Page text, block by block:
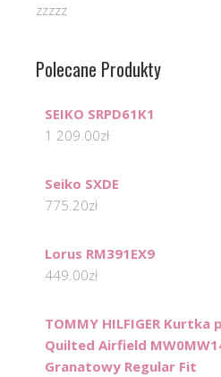
zzzzz
Polecane Produkty
SEIKO SRPD61K1
1 209.00zł
Seiko SXDE
775.20zł
Lorus RM391EX9
449.00zł
TOMMY HILFIGER Kurtka
Quilted Airfield
Granatowy Regular Fit